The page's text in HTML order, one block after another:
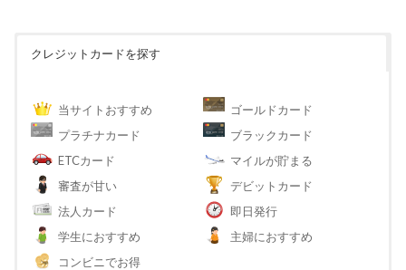
クレジットカードを探す
当サイトおすすめ
ゴールドカード
プラチナカード
ブラックカード
ETCカード
マイルが貯まる
審査が甘い
デビットカード
法人カード
即日発行
学生におすすめ
主婦におすすめ
コンビニでお得